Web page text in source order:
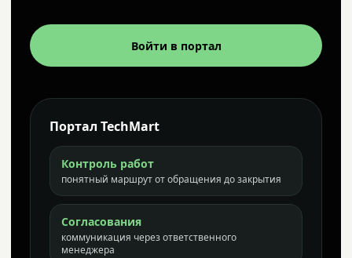
Войти в портал
Портал TechMart
Контроль работ
понятный маршрут от обращения до закрытия
Согласования
коммуникация через ответственного
менеджера